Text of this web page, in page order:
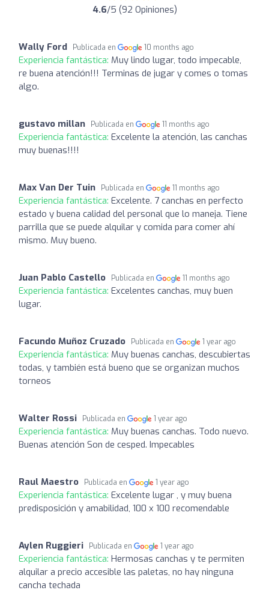
4.6/5 (92 Opiniones)
Wally Ford Publicada en 10 months ago
Experiencia fantástica: Muy lindo lugar, todo impecable,
re buena atención!!! Terminas de jugar y comes o tomas
algo.
gustavo millan Publicada en 11 months ago
Experiencia fantástica: Excelente la atención, las canchas
muy buenas!!!!
Max Van Der Tuin Publicada en 11 months ago
Experiencia fantástica: Excelente. 7 canchas en perfecto
estado y buena calidad del personal que lo maneja. Tiene
parrilla que se puede alquilar y comida para comer ahí
mismo. Muy bueno.
Juan Pablo Castello Publicada en 11 months ago
Experiencia fantástica: Excelentes canchas, muy buen
lugar.
Facundo Muñoz Cruzado Publicada en 1 year ago
Experiencia fantástica: Muy buenas canchas, descubiertas
todas, y también está bueno que se organizan muchos
torneos
Walter Rossi Publicada en 1 year ago
Experiencia fantástica: Muy buenas canchas. Todo nuevo.
Buenas atención Son de cesped. Impecables
Raul Maestro Publicada en 1 year ago
Experiencia fantástica: Excelente lugar , y muy buena
predisposición y amabilidad, 100 x 100 recomendable
Aylen Ruggieri Publicada en 1 year ago
Experiencia fantástica: Hermosas canchas y te permiten
alquilar a precio accesible las paletas, no hay ninguna
cancha techada